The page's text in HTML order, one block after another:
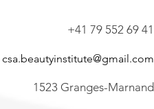
+41 79 552 69 41
csa.beautyinstitute@gmail.com
1523 Granges-Marnand